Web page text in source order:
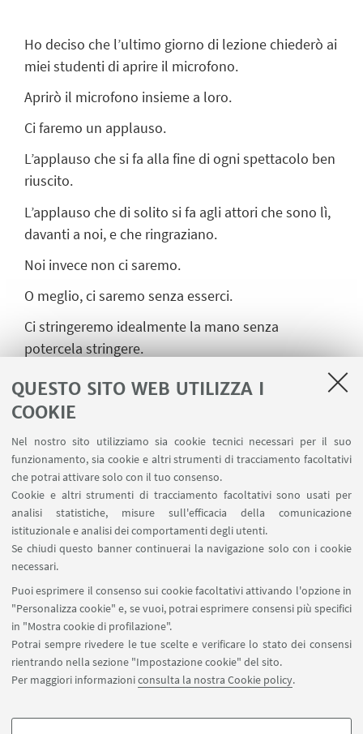
QUESTO SITO WEB UTILIZZA I
COOKIE
Nel nostro sito utilizziamo sia cookie tecnici necessari per il suo
funzionamento, sia cookie e altri strumenti di tracciamento facoltativi
che potrai attivare solo con il tuo consenso.
Cookie e altri strumenti di tracciamento facoltativi sono usati per
analisi statistiche, misure sull'efficacia della comunicazione
istituzionale e analisi dei comportamenti degli utenti.
Se chiudi questo banner continuerai la navigazione solo con i cookie
necessari.
Puoi esprimere il consenso sui cookie facoltativi attivando l'opzione in
"Personalizza cookie" e, se vuoi, potrai esprimere consensi più specifici
in "Mostra cookie di profilazione".
Potrai sempre rivedere le tue scelte e verificare lo stato dei consensi
rientrando nella sezione "Impostazione cookie" del sito.
Per maggiori informazioniconsulta la nostra Cookie policy.
Ho deciso che l’ultimo giorno di lezione chiederò ai
miei studenti di aprire il microfono.
Aprirò il microfono insieme a loro.
Ci faremo un applauso.
L’applauso che si fa alla fine di ogni spettacolo ben
riuscito.
L’applauso che di solito si fa agli attori che sono lì,
davanti a noi, e che ringraziano.
Noi invece non ci saremo.
O meglio, ci saremo senza esserci.
Ci stringeremo idealmente la mano senza
potercela stringere.
In quell’applauso si misurerà il rimpianto per una
presenza mancata.
Si avvertirà il peso di un vuoto non più colmabile.
Ci faremo un applauso.
Un applauso pieno, coinvolto, potente.
Un applauso che, sono sicuro, non
dimenticheremo mai.
5 aprile 2020
Nicola Bonazzi